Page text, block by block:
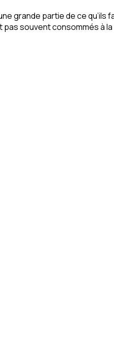
grande partie de ce qu’ils
pas souvent consommés à